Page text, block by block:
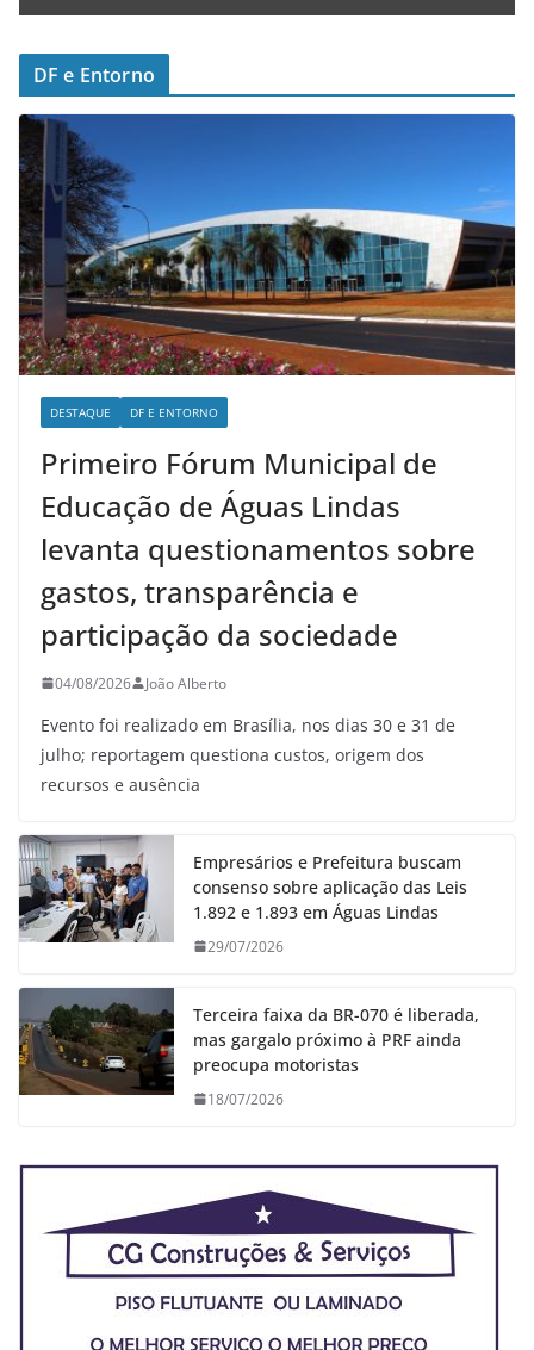
DF e Entorno
DESTAQUE DF E ENTORNO
Primeiro Fórum Municipal de
Educação de Águas Lindas
levanta questionamentos sobre
gastos, transparência e
participação da sociedade
04/08/2026 João Alberto
Evento foi realizado em Brasília, nos dias 30 e 31 de
julho; reportagem questiona custos, origem dos
recursos e ausência
Empresários e Prefeitura buscam
consenso sobre aplicação das Leis
1.892 e 1.893 em Águas Lindas
29/07/2026
Terceira faixa da BR-070 é liberada,
mas gargalo próximo à PRF ainda
preocupa motoristas
18/07/2026